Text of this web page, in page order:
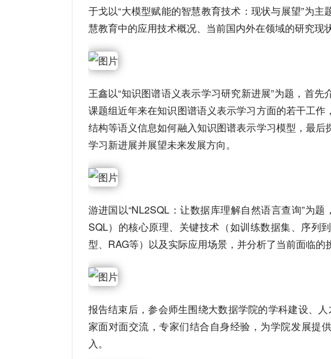
于戈以“大模型赋能的智慧教育技术：现状与展望”为
慧教育中的应用技术概况、当前国内外在领域的研究现
王鑫以“知识图谱语义表示学习研究新进展”为题，首
课题组近年来在知识图谱语义表示学习方面的若干工
结构等语义信息如何融入知识图谱表示学习模型，最
学习新进展并展望未来发展方向。
游进国以“NL2SQL：让数据库理解自然语言查询”为
SQL）的核心原理、关键技术（如训练数据集、序列
型、RAG等）以及实际应用场景，并分析了当前面临的
报告结束后，参会师生围绕大数据学院的学科建设、
家面对面交流，专家们结合自身经验，为学院发展提
入。